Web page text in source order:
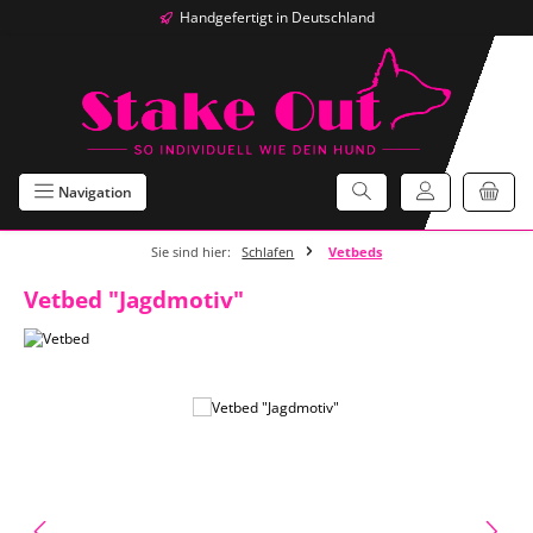
Zum Hauptinhalt springenHandgefertigt in Deutschland
Navigation
Sie sind hier: Schlafen Vetbeds
Vetbed "Jagdmotiv"